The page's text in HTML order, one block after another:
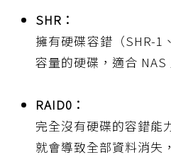
SHR：
擁有硬碟容錯（SHR-1
容量的硬碟，適合 NAS
RAID0：
完全沒有硬碟的容錯能
就會導致全部資料消失